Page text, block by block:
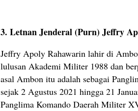
3. Letnan Jenderal (Purn) Jeffry
Jeffry Apoly Rahawarin lahir di
lulusan Akademi Militer 1988 dan
asal Ambon itu adalah sebagai
sejak 2 Agustus 2021 hingga 21
Panglima Komando Daerah Militer